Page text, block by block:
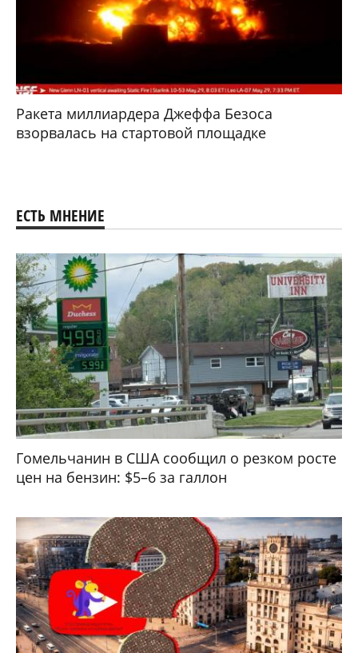
Ракета миллиардера Джеффа Безоса
взорвалась на стартовой площадке
ЕСТЬ МНЕНИЕ
Гомельчанин в США сообщил о резком росте
цен на бензин: $5–6 за галлон